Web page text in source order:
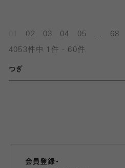
02 03 04 05 68
4053件中 1件 - 60件
つぎ
会員登録・